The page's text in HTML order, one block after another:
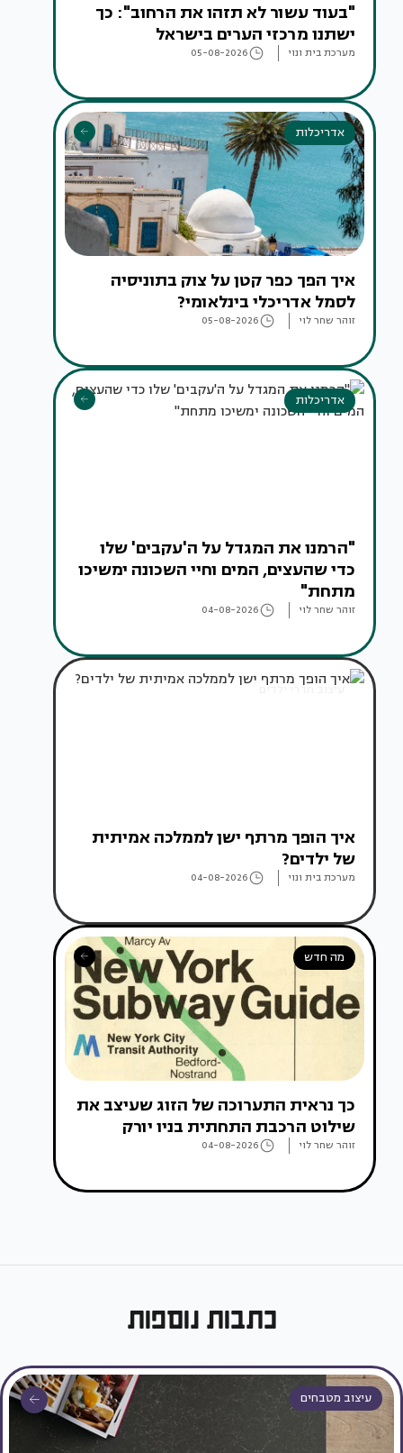
"בעוד עשור לא תזהו את הרחוב": כך
ישתנו מרכזי הערים בישראל
מערכת בית ונוי 05-08-2026
אדריכלות
איך הפך כפר קטן על צוק בתוניסיה
לסמל אדריכלי בינלאומי?
זוהר שחר לוי 05-08-2026
אדריכלות
"הרמנו את המגדל על ה'עקבים' שלו
כדי שהעצים, המים וחיי השכונה ימשיכו
מתחת"
זוהר שחר לוי 04-08-2026
עיצוב חדרי ילדים
איך הופך מרתף ישן לממלכה אמיתית
של ילדים?
מערכת בית ונוי 04-08-2026
מה חדש
כך נראית התערוכה של הזוג שעיצב את
שילוט הרכבת התחתית בניו יורק
זוהר שחר לוי 04-08-2026
כתבות נוספות
עיצוב מטבחים